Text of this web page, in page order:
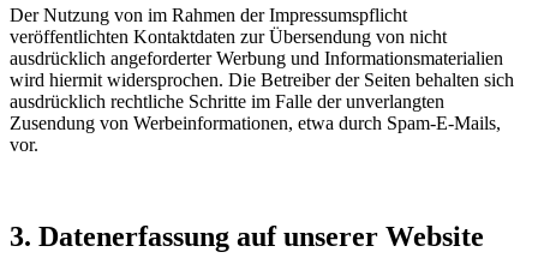
Der Nutzung von im Rahmen der Impressumspflicht
veröffentlichten Kontaktdaten zur Übersendung von nicht
ausdrücklich angeforderter Werbung und Informationsmaterialien
wird hiermit widersprochen. Die Betreiber der Seiten behalten sich
ausdrücklich rechtliche Schritte im Falle der unverlangten
Zusendung von Werbeinformationen, etwa durch Spam-E-Mails,
vor.
3. Datenerfassung auf unserer Website